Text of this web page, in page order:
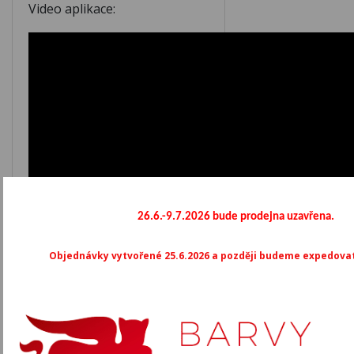
Video aplikace:
Mohlo by vás také
26.6.-9.7.2026 bude prodejna uzavřena.
Objednávky vytvořené 25.6.2026 a později budeme